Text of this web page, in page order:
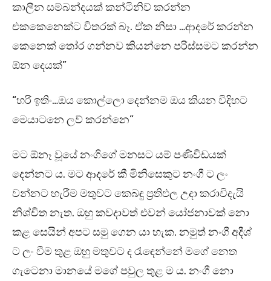
කාලීන සම්බන්දයක් කන්ටිනිව් කරන්න
එකකෙනෙක්ට විතරක් බෑ. ඒක නිසා …ආදරේ කරන්න
කෙනෙක් තෝර ගන්නව කියන්නෙ පරිස්සමට කරන්න
ඕන දෙයක්”
“හරි ඉතිං…ඔය කොල්ලො දෙන්නම ඔය කියන විදිහට
මෙයාටනෙ ලව් කරන්නෙ”
මට ඕනෑ වූයේ නංගිගේ මනසට යම් පණිවිඩයක්
දෙන්නට ය. මට ආදරේ කී මිනිසෙකුට නංගී ට ලං
වන්නට හැරීම මතුවට කෙබඳු ප්‍රතිඵල උදා කරාවිදැයි
නිශ්චිත නැත. ඔහු කවදාවත් එවන් යෝජනාවක් නො
කළ සෙයින් අපට සමු ගෙන යා හැක. නමුත් නංගී අදීශ්
ට ලං වීම තුළ ඔහු මතුවට ද රැඳෙන්නේ මගේ නෙත
ගැටෙනා මානයේ මගේ පවුල තුළ ම ය. නංගී නො